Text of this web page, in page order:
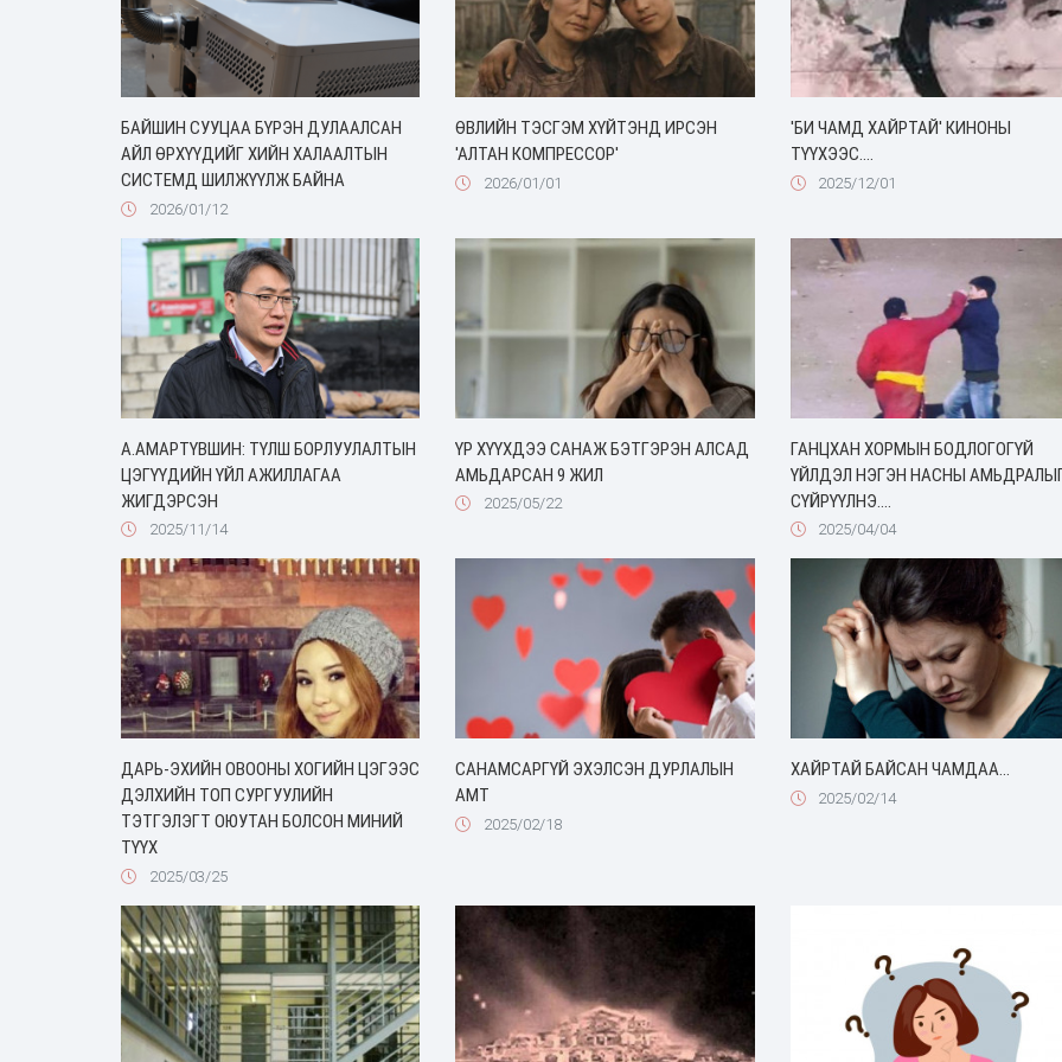
БАЙШИН СУУЦАА БҮРЭН ДУЛААЛСАН
АЙЛ ӨРХҮҮДИЙГ ХИЙН ХАЛААЛТЫН
СИСТЕМД ШИЛЖҮҮЛЖ БАЙНА
2026/01/12
ӨВЛИЙН ТЭСГЭМ ХҮЙТЭНД ИРСЭН
'АЛТАН КОМПРЕССОР'
2026/01/01
'БИ ЧАМД ХАЙРТАЙ' КИНОНЫ
ТҮҮХЭЭС....
2025/12/01
А.АМАРТҮВШИН: ТҮЛШ БОРЛУУЛАЛТЫН
ЦЭГҮҮДИЙН ҮЙЛ АЖИЛЛАГАА
ЖИГДЭРСЭН
2025/11/14
ҮР ХҮҮХДЭЭ САНАЖ БЭТГЭРЭН АЛСАД
АМЬДАРСАН 9 ЖИЛ
2025/05/22
ГАНЦХАН ХОРМЫН БОДЛОГОГҮЙ
ҮЙЛДЭЛ НЭГЭН НАСНЫ
СҮЙРҮҮЛНЭ....
2025/04/04
ДАРЬ-ЭХИЙН ОВООНЫ ХОГИЙН ЦЭГЭЭС
ДЭЛХИЙН ТОП СУРГУУЛИЙН
ТЭТГЭЛЭГТ ОЮУТАН БОЛСОН МИНИЙ
ТҮҮХ
2025/03/25
САНАМСАРГҮЙ ЭХЭЛСЭН ДУРЛАЛЫН
АМТ
2025/02/18
ХАЙРТАЙ БАЙСАН ЧАМДАА…
2025/02/14